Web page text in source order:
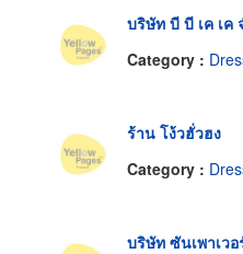
บริษัท บี บี เค เค
Category :
ร้าน โง้วฮั่วฮง
Category :
บริษัท ซันเพาเว